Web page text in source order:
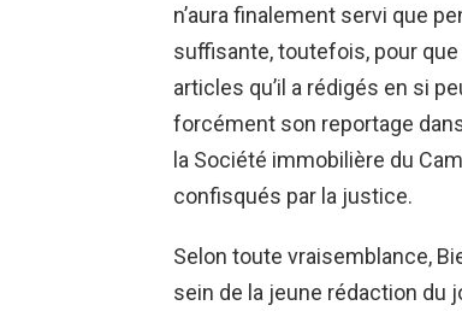
n’aura finalement servi que
suffisante, toutefois, pour
articles qu’il a rédigés en si
forcément son reportage dans
la Société immobilière du
confisqués par la justice.
Selon toute vraisemblance,
sein de la jeune rédaction du